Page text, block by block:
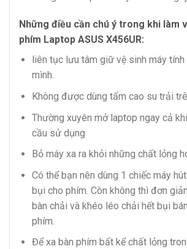
Những điều cần chú ý trong khi làm
phím Laptop ASUS X456UR:
liên tục lưu tâm giữ vệ sinh máy
mình.
Không được dùng tấm cao su trải
Thường xuyên mở laptop ngay cả
cầu sử dụng
Bỏ máy xa ra khỏi những chất lỏng
Có thể bạn nên dùng 1 chiếc máy
bụi cho phím. Còn không thì đơn
bàn chải và khéo léo chải hết bụi
phím.
Để xa bàn phím bất kể chất lỏng